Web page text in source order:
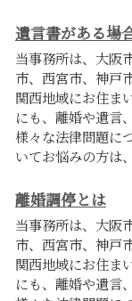
遺言書がある場
当事務所は、大阪
市、西宮市、神戸
関西地域にお住ま
にも、離婚や遺言
様々な法律問題に
いてお悩みの方は
離婚調停とは
当事務所は、大阪
市、西宮市、神戸
関西地域にお住ま
にも、離婚や遺言